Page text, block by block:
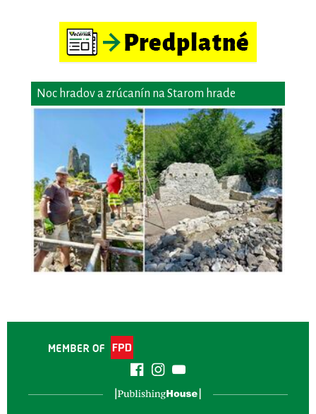
Noc hradov a zrúcanín na Starom hrade